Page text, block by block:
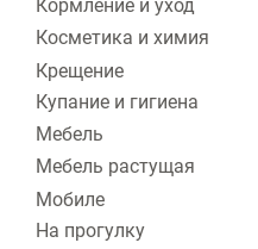
Кормление и уход
Косметика и химия
Крещение
Купание и гигиена
Мебель
Мебель растущая
Мобиле
На прогулку